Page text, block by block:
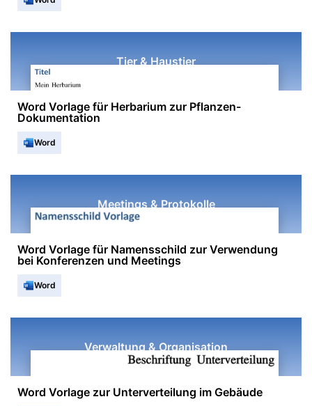
Tier & Haustier
Word Vorlage für Herbarium zur Pflanzen-
Dokumentation
Word
Meetings & Protokolle
Word Vorlage für Namensschild zur Verwendung
bei Konferenzen und Meetings
Word
Verwaltung & Organisation
Word Vorlage zur Unterverteilung im Gebäude